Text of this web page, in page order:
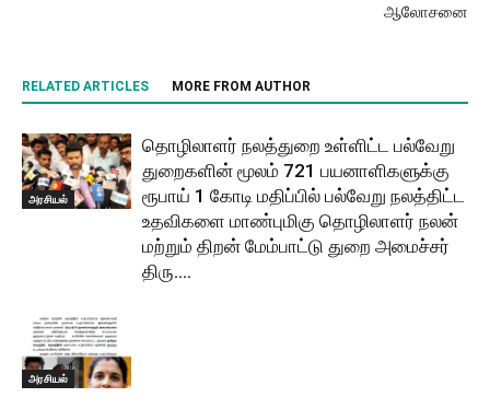
ஆலோசனை
RELATED ARTICLES MORE FROM AUTHOR
அரசியல்
தொழிலாளர் நலத்துறை உள்ளிட்ட பல்வேறு
துறைகளின் மூலம் 721 பயனாளிகளுக்கு
ரூபாய் 1 கோடி மதிப்பில் பல்வேறு நலத்திட்ட
உதவிகளை மாண்புமிகு தொழிலாளர் நலன்
மற்றும் திறன் மேம்பாட்டு துறை அமைச்சர்
திரு....
அரசியல்